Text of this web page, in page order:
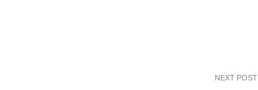
NEXT POST